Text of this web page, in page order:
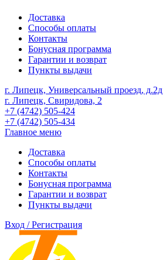
Доставка
Способы оплаты
Контакты
Бонусная программа
Гарантии и возврат
Пункты выдачи
г. Липецк, Универсальный проезд, д.2д
г. Липецк, Свиридова, 2
+7 (4742) 505-424
+7 (4742) 505-434
Главное меню
Доставка
Способы оплаты
Контакты
Бонусная программа
Гарантии и возврат
Пункты выдачи
Вход / Регистрация